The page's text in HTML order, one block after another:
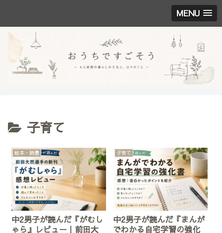
MENU
子育て
絵本・読書
中2男子が読んだ『がむし
ゃら』レビュー｜前田大
子育て
中2男子が読んだ『まんが
でわかる自宅学習の強化